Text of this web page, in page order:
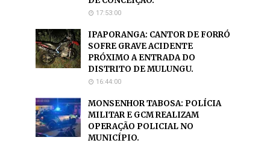
17:53:00
IPAPORANGA: CANTOR DE FORRÓ
SOFRE GRAVE ACIDENTE
PRÓXIMO A ENTRADA DO
DISTRITO DE MULUNGU.
16:44:00
MONSENHOR TABOSA: POLÍCIA
MILITAR E GCM REALIZAM
OPERAÇÃO POLICIAL NO
MUNICÍPIO.